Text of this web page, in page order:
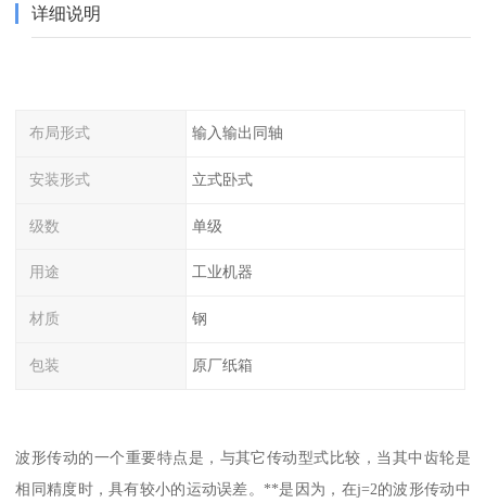
详细说明
布局形式 输入输出同轴
安装形式 立式卧式
级数 单级
用途 工业机器
材质 钢
包装 原厂纸箱
波形传动的一个重要特点是，与其它传动型式比较，当其中齿轮是
相同精度时，具有较小的运动误差。**是因为，在j=2的波形传动中